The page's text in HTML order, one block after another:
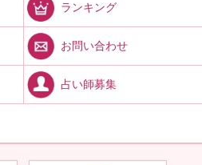
ランキング
お問い合わせ
占い師募集